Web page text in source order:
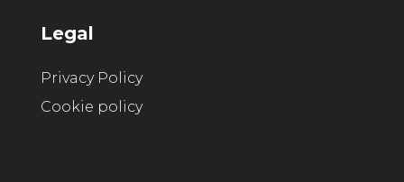
Legal
Privacy Policy
Cookie policy